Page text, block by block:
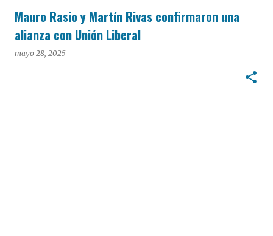
Mauro Rasio y Martín Rivas confirmaron una
alianza con Unión Liberal
mayo 28, 2025